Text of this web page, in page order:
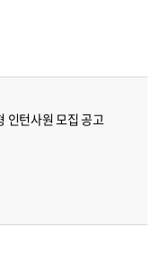
인턴사원 모집 공고